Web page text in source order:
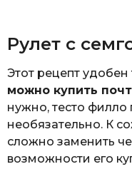
Рулет с
Этот рецепт удобен
можно купить
нужно, тесто филло
необязательно. К
сложно заменить
возможности его